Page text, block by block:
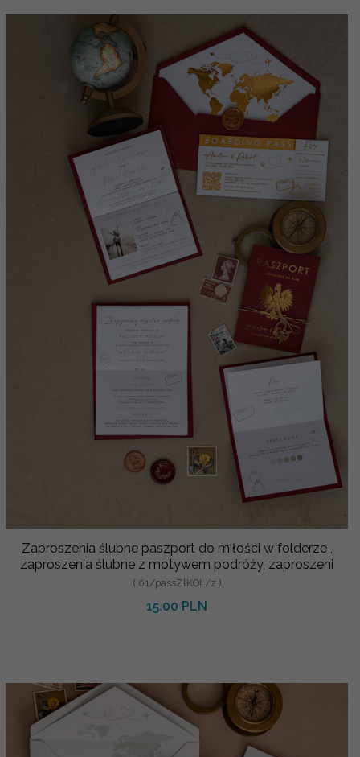
Zaproszenia ślubne paszport do miłości w folderze ,
zaproszenia ślubne z motywem podróży, zaproszeni
( 01/passZlKOL/z )
15.00 PLN